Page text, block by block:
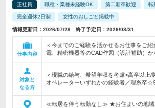
正社員 職種・業種未経験OK 第二新卒歓迎 転
完全週休2日制 女性のおしごと掲載中
情報更新日：2026/07/28 終了予定日：2026/08/31
仕事内容
＜今までのご経験を活かせるお仕事をご紹
電、精密機器等のCAD作図（設計補助）
対象と
なる方
＜現職の給与、希望年収を考慮>高卒以上/
オペレーターいずれかの経験者／理系卒
≪転居を伴う転勤なし≫ ★お住まいの地域